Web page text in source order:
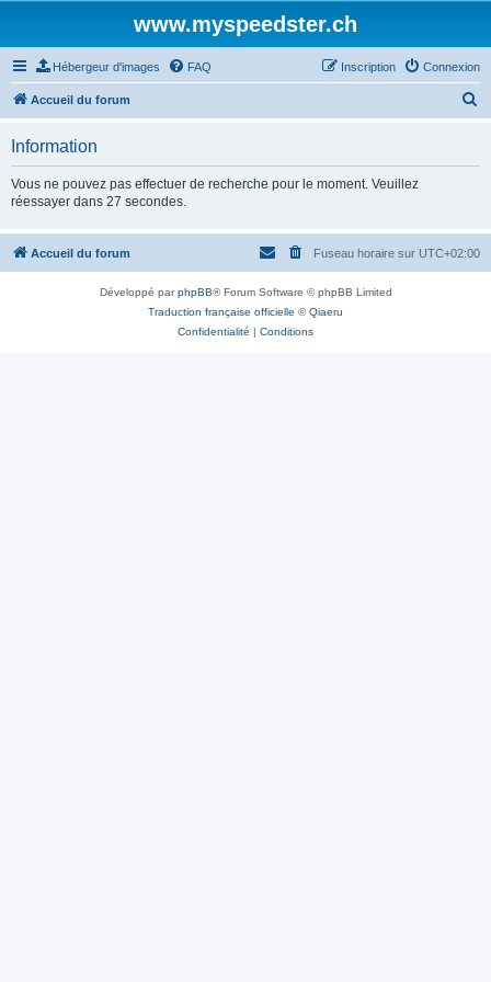
www.myspeedster.ch
Hébergeur d'images FAQ Connexion
Inscription
Accueil du forum
c
Information
Vous ne pouvez pas effectuer de recherche pour le moment. Veuillez
réessayer dans 27 secondes.
Accueil du forum Fuseau horaire sur UTC+02:00
Développé parphpBB® Forum Software © phpBB Limited
Traduction française officielle ©Qiaeru
Confidentialité | Conditions